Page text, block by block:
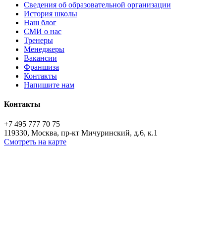
Сведения об образовательной организации
История школы
Наш блог
СМИ о нас
Тренеры
Менеджеры
Вакансии
Франшиза
Контакты
Напишите нам
Контакты
+7 495 777 70 75
119330, Москва, пр-кт Мичуринский, д.6, к.1
Смотреть на карте